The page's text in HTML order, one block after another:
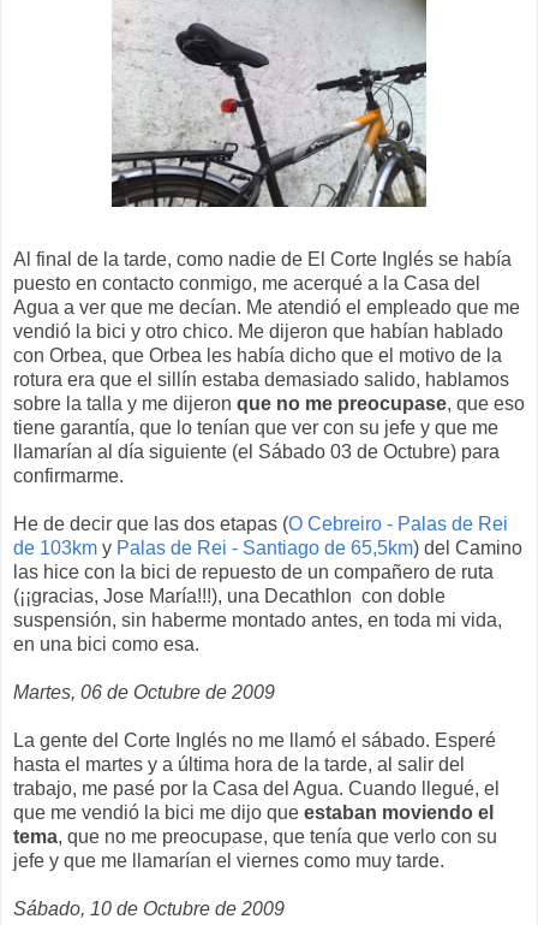
Al final de la tarde, como nadie de El Corte Inglés se había
puesto en contacto conmigo, me acerqué a la Casa del
Agua a ver que me decían. Me atendió el empleado que me
vendió la bici y otro chico. Me dijeron que habían hablado
con Orbea, que Orbea les había dicho que el motivo de la
rotura era que el sillín estaba demasiado salido, hablamos
sobre la talla y me dijeron que no me preocupase, que eso
tiene garantía, que lo tenían que ver con su jefe y que me
llamarían al día siguiente (el Sábado 03 de Octubre) para
confirmarme.
He de decir que las dos etapas (O Cebreiro - Palas de Rei
de 103km y Palas de Rei - Santiago de 65,5km) del Camino
las hice con la bici de repuesto de un compañero de ruta
(¡¡gracias, Jose María!!!), una Decathlon con doble
suspensión, sin haberme montado antes, en toda mi vida,
en una bici como esa.
Martes, 06 de Octubre de 2009
La gente del Corte Inglés no me llamó el sábado. Esperé
hasta el martes y a última hora de la tarde, al salir del
trabajo, me pasé por la Casa del Agua. Cuando llegué, el
que me vendió la bici me dijo que estaban moviendo el
tema, que no me preocupase, que tenía que verlo con su
jefe y que me llamarían el viernes como muy tarde.
Sábado, 10 de Octubre de 2009